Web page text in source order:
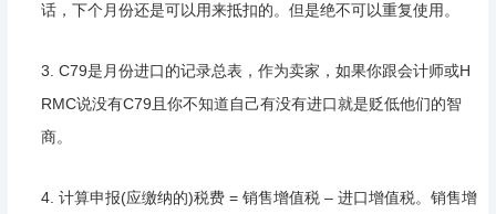
话，下个月份还是可以用来抵扣的。但是绝不可以重复使用。
3. C79是月份进口的记录总表，作为卖家，如果你跟会计师或H
RMC说没有C79且你不知道自己有没有进口就是贬低他们的智
商。
4. 计算申报(应缴纳的)税费 = 销售增值税 – 进口增值税。销售增